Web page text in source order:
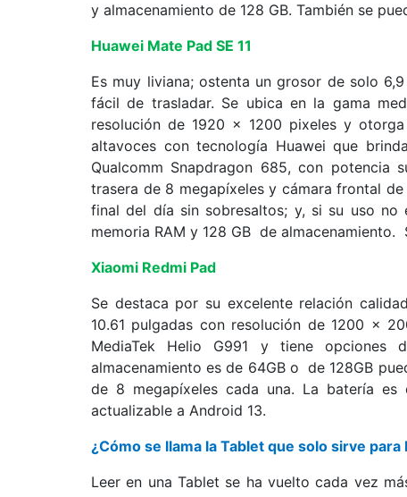
y almacenamiento de 128 GB. También se
Huawei Mate Pad SE 11
Es muy liviana; ostenta un grosor de solo
fácil de trasladar. Se ubica en la gama
resolución de 1920 x 1200 pixeles y
altavoces con tecnología Huawei que
Qualcomm Snapdragon 685, con potencia
trasera de 8 megapíxeles y cámara frontal
final del día sin sobresaltos; y, si su uso no
memoria RAM y 128 GB de
Xiaomi Redmi Pad
Se destaca por su excelente relación
10.61 pulgadas con resolución de 1200 x
MediaTek Helio G991 y tiene opciones
almacenamiento es de 64GB o de 128GB
de 8 megapíxeles cada una. La batería
actualizable a Android 13.
¿Cómo se llama la Tablet que solo sirve para
Leer en una Tablet se ha vuelto cada vez